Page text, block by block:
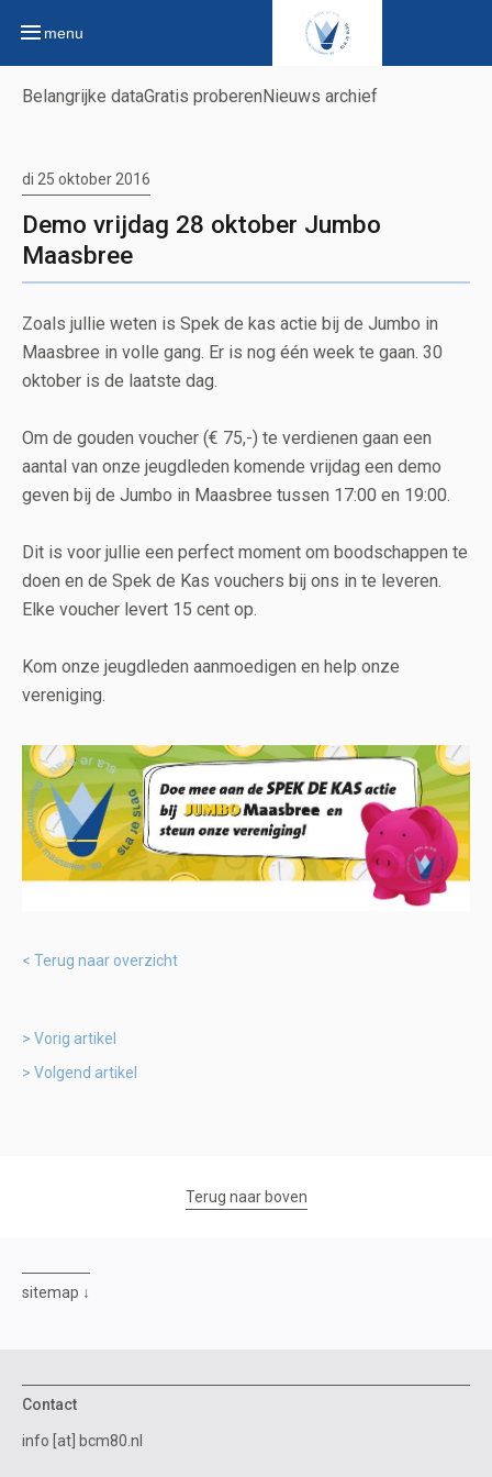
menu
Belangrijke dataGratis proberen Nieuws archief
di 25 oktober 2016
Demo vrijdag 28 oktober Jumbo
Maasbree
Zoals jullie weten is Spek de kas actie bij de Jumbo in
Maasbree in volle gang. Er is nog één week te gaan. 30
oktober is de laatste dag.
Om de gouden voucher (€ 75,-) te verdienen gaan een
aantal van onze jeugdleden komende vrijdag een demo
geven bij de Jumbo in Maasbree tussen 17:00 en 19:00.
Dit is voor jullie een perfect moment om boodschappen te
doen en de Spek de Kas vouchers bij ons in te leveren.
Elke voucher levert 15 cent op.
Kom onze jeugdleden aanmoedigen en help onze
vereniging.
Terug naar overzicht
Vorig artikel
Volgend artikel
Terug naar boven
sitemap
Contact
info [at] bcm80.nl